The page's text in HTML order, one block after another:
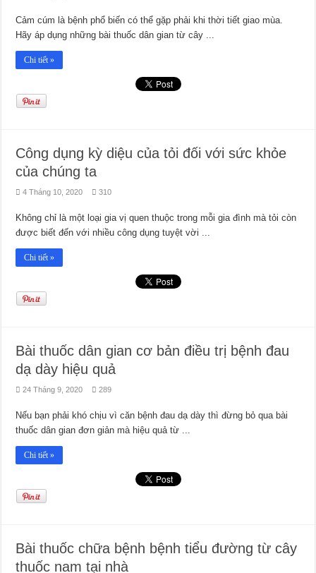
Cảm cúm là bệnh phổ biến có thể gặp phải khi thời tiết giao mùa.
Hãy áp dụng những bài thuốc dân gian từ cây ...
Chi tiết »
Công dụng kỳ diệu của tỏi đối với sức khỏe
của chúng ta
4 Tháng 10, 2020 310
Không chỉ là một loại gia vị quen thuộc trong mỗi gia đình mà tỏi còn
được biết đến với nhiều công dụng tuyệt vời ...
Chi tiết »
Bài thuốc dân gian cơ bản điều trị bệnh đau
dạ dày hiệu quả
24 Tháng 9, 2020 289
Nếu bạn phải khó chịu vì căn bệnh đau dạ dày thì đừng bỏ qua bài
thuốc dân gian đơn giản mà hiệu quả từ ...
Chi tiết »
Bài thuốc chữa bệnh bệnh tiểu đường từ cây
thuốc nam tại nhà